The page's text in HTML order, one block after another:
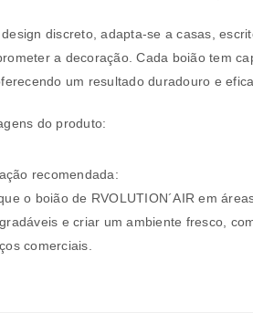
definir uma nova senha será enviada
discreto, adapta-se a casas,
a decoração. Cada boião tem
um resultado duradouro e
do produto:
recomendada:
o boião de RVOLUTION´AIR em
e criar um ambiente fresco,
comerciais.